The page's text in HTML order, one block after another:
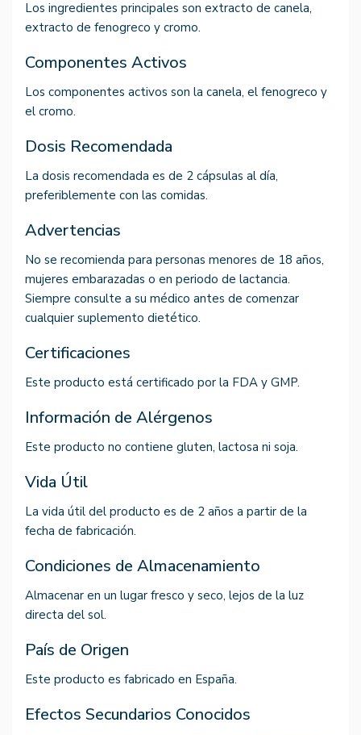
Los ingredientes principales son extracto de canela,
extracto de fenogreco y cromo.
Componentes Activos
Los componentes activos son la canela, el fenogreco y
el cromo.
Dosis Recomendada
La dosis recomendada es de 2 cápsulas al día,
preferiblemente con las comidas.
Advertencias
No se recomienda para personas menores de 18 años,
mujeres embarazadas o en periodo de lactancia.
Siempre consulte a su médico antes de comenzar
cualquier suplemento dietético.
Certificaciones
Este producto está certificado por la FDA y GMP.
Información de Alérgenos
Este producto no contiene gluten, lactosa ni soja.
Vida Útil
La vida útil del producto es de 2 años a partir de la
fecha de fabricación.
Condiciones de Almacenamiento
Almacenar en un lugar fresco y seco, lejos de la luz
directa del sol.
País de Origen
Este producto es fabricado en España.
Efectos Secundarios Conocidos